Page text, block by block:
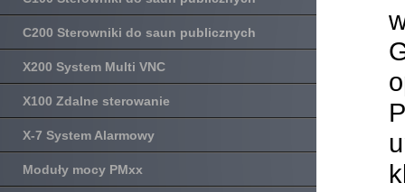
C200 Sterowniki do saun publicznych
X200 System Multi VNC
X100 Zdalne sterowanie
X-7 System Alarmowy
Moduły mocy PMxx